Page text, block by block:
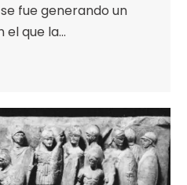
fue generando un
el que la…